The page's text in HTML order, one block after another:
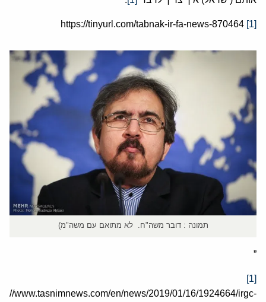
[1]
תמונה : דובר משה"ח. לא מתואם עם משה"מ)
”
[1]
www.tasnimnews.com/en/news/2019/01/16/1924664/irgc-